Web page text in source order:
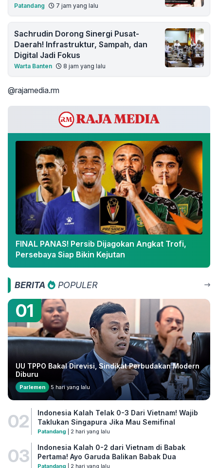
Patandang 7 jam yang lalu
Sachrudin Dorong Sinergi Pusat-
Daerah! Infrastruktur, Sampah, dan
Digital Jadi Fokus
Warta Banten 8 jam yang lalu
@rajamedia.rm
FINAL PANAS! Persib Dijagokan Angkat Trofi,
Persebaya Siap Bikin Kejutan
BERITA POPULER
01
UU TPPO Bakal Direvisi, Sindikat Perbudakan Modern
Diburu
Parlemen 5 hari yang lalu
02
Indonesia Kalah Telak 0-3 Dari Vietnam! Wajib
Taklukan Singapura Jika Mau Semifinal
Patandang | 2 hari yang lalu
03
Indonesia Kalah 0-2 dari Vietnam di Babak
Pertama! Ayo Garuda Balikan Babak Dua
Patandang | 2 hari yang lalu